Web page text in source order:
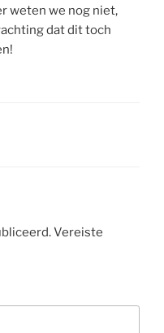
weten we nog niet,
dat dit toch
Vereiste